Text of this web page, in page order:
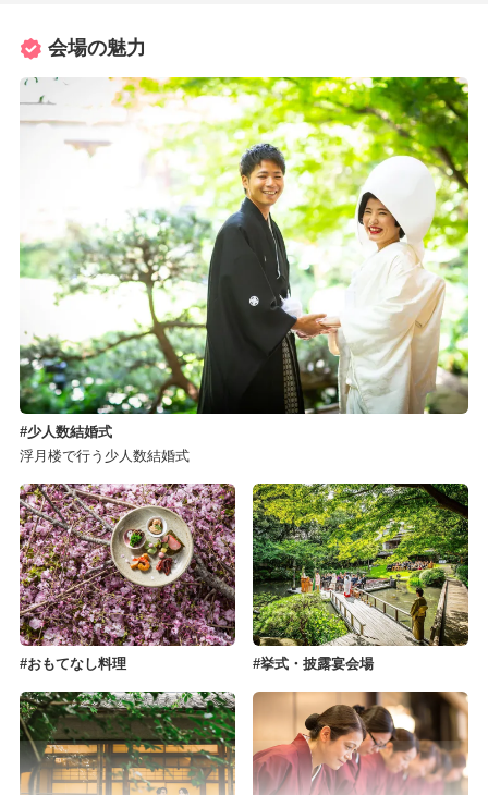
会場の魅力
少人数結婚式
浮月楼で行う少人数結婚式
おもてなし料理 挙式・披露宴会場